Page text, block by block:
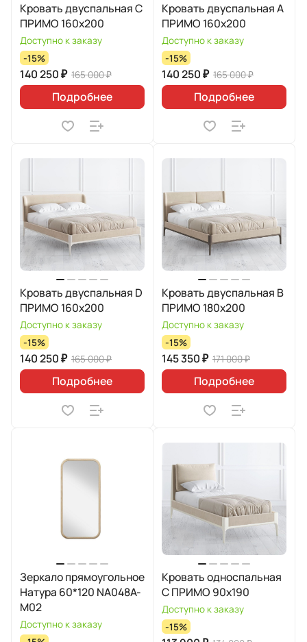
Кровать двуспальная C
ПРИМО 160х200
Доступно к заказу
-15%
140 250 ₽ 165 000 ₽
Подробнее
Кровать двуспальная А
ПРИМО 160х200
Доступно к заказу
-15%
140 250 ₽ 165 000 ₽
Подробнее
Кровать двуспальная D
ПРИМО 160х200
Доступно к заказу
-15%
140 250 ₽ 165 000 ₽
Подробнее
Кровать двуспальная В
ПРИМО 180х200
Доступно к заказу
-15%
145 350 ₽ 171 000 ₽
Подробнее
Зеркало прямоугольное
Натура 60*120 NA048A-
M02
Доступно к заказу
Кровать односпальная
C ПРИМО 90х190
Доступно к заказу
-15%